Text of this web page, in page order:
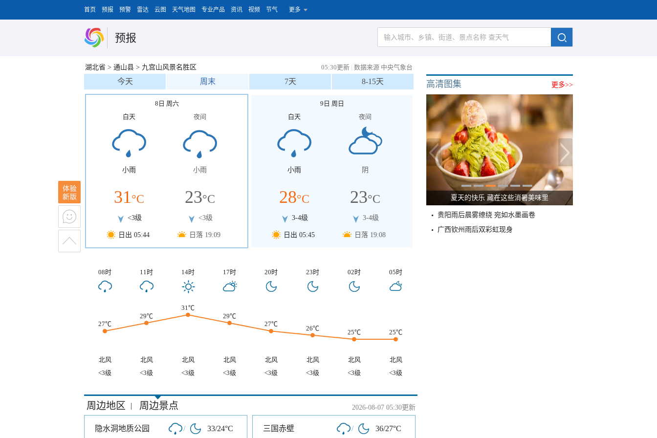
首页 预报 预警 雷达 云图 天气地图 专业产品 资讯 视频 节气 更多
预报
湖北省 > 通山县 > 九宫山风景名胜区 05:30更新 | 数据来源 中央气象台
今天 周末 7天 8-15天
8日 周六
白天
小雨
31°C
<3级
日出 05:44
夜间
小雨
23°C
<3级
日落 19:09
9日 周日
白天
小雨
28°C
3-4级
日出 05:45
夜间
阴
23°C
3-4级
日落 19:08
08时 11时 14时 17时 20时 23时 02时 05时
27℃
29℃
31℃
29℃
27℃
26℃
25℃ 25℃
北风 北风 北风 北风 北风 北风 北风
北风
<3级
<3级 <3级 <3级 <3级 <3级 <3级 <3级
周边地区 | 周边景点 2026-08-07 05:30更新
隐水洞地质公园 / 33/24°C 三国赤壁 / 36/27°C
更多>>
高清图集
夏天的快乐 藏在这些消暑美味里
贵阳雨后晨雾缭绕 宛如水墨画卷
广西钦州雨后双彩虹现身